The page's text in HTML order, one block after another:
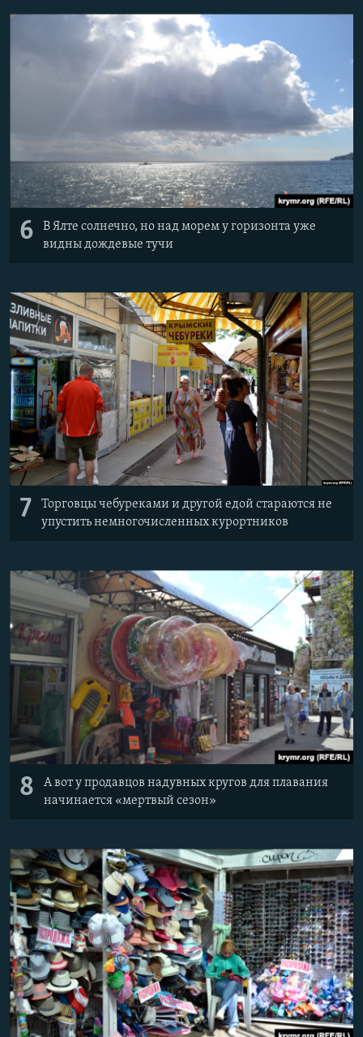
6
В Ялте солнечно, но над морем у горизонта уже
видны дождевые тучи
7
Торговцы чебуреками и другой едой стараются не
упустить немногочисленных курортников
8
А вот у продавцов надувных кругов для плавания
начинается «мертвый сезон»